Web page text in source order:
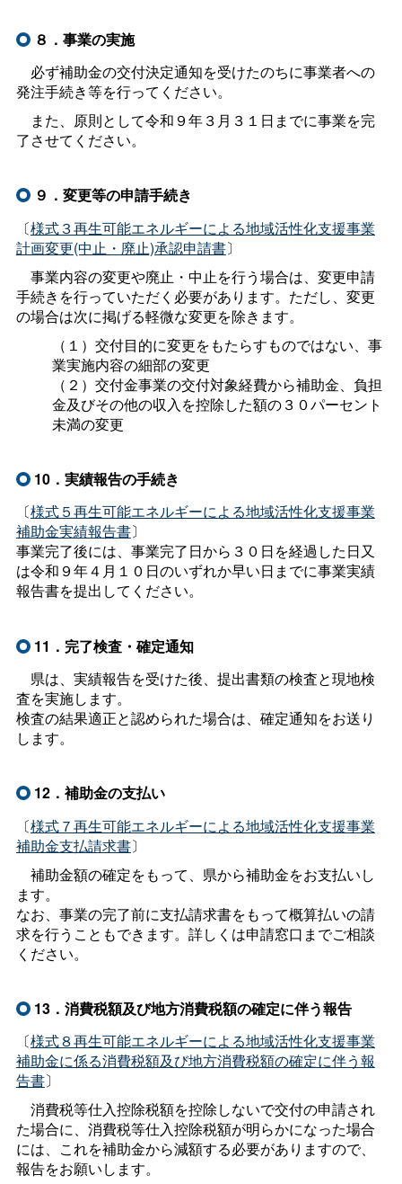
８．事業の実施
必ず補助金の交付決定通知を受けたのちに事業者への
発注手続き等を行ってください。
また、原則として令和９年３月３１日までに事業を完
了させてください。
９．変更等の申請手続き
〔様式３再生可能エネルギーによる地域活性化支援事業
計画変更(中止・廃止)承認申請書〕
事業内容の変更や廃止・中止を行う場合は、変更申請
手続きを行っていただく必要があります。ただし、変更
の場合は次に掲げる軽微な変更を除きます。
（１）交付目的に変更をもたらすものではない、事
業実施内容の細部の変更
（２）交付金事業の交付対象経費から補助金、負担
金及びその他の収入を控除した額の３０パーセント
未満の変更
10．実績報告の手続き
〔様式５再生可能エネルギーによる地域活性化支援事業
補助金実績報告書〕
事業完了後には、事業完了日から３０日を経過した日又
は令和９年４月１０日のいずれか早い日までに事業実績
報告書を提出してください。
11．完了検査・確定通知
県は、実績報告を受けた後、提出書類の検査と現地検
査を実施します。
検査の結果適正と認められた場合は、確定通知をお送り
します。
12．補助金の支払い
〔様式７再生可能エネルギーによる地域活性化支援事業
補助金支払請求書〕
補助金額の確定をもって、県から補助金をお支払いし
ます。
なお、事業の完了前に支払請求書をもって概算払いの請
求を行うこともできます。詳しくは申請窓口までご相談
ください。
13．消費税額及び地方消費税額の確定に伴う報告
〔様式８再生可能エネルギーによる地域活性化支援事業
補助金に係る消費税額及び地方消費税額の確定に伴う報
告書〕
消費税等仕入控除税額を控除しないで交付の申請され
た場合に、消費税等仕入控除税額が明らかになった場合
には、これを補助金から減額する必要がありますので、
報告をお願いします。